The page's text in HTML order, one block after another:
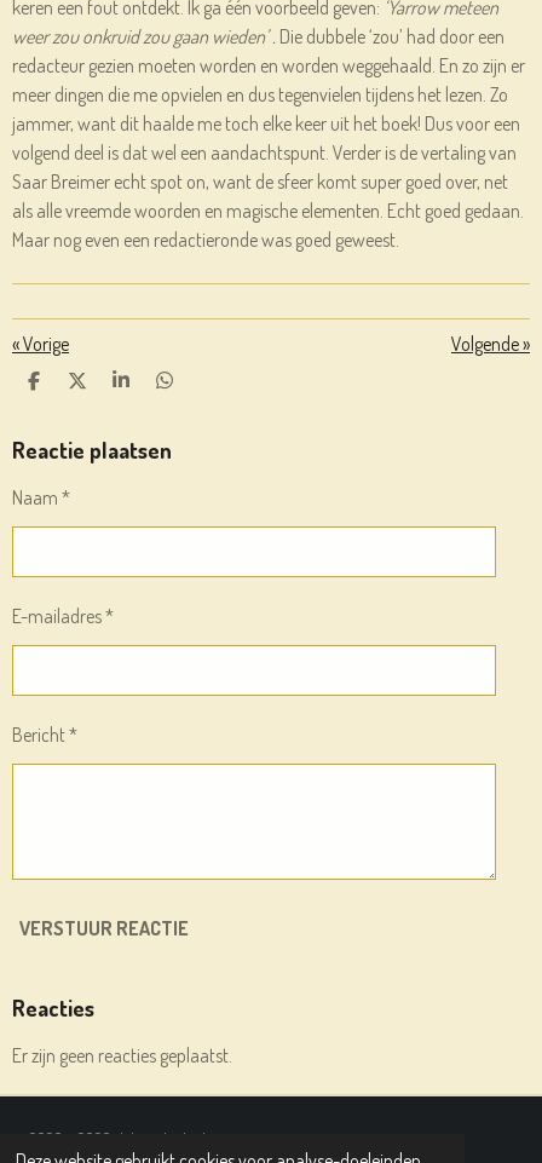
keren een fout ontdekt. Ik ga één voorbeeld geven: ‘Yarrow meteen
weer zou onkruid zou gaan wieden’ . Die dubbele ‘zou’ had door een
redacteur gezien moeten worden en worden weggehaald. En zo zijn er
meer dingen die me opvielen en dus tegenvielen tijdens het lezen. Zo
jammer, want dit haalde me toch elke keer uit het boek! Dus voor een
volgend deel is dat wel een aandachtspunt. Verder is de vertaling van
Saar Breimer echt spot on, want de sfeer komt super goed over, net
als alle vreemde woorden en magische elementen. Echt goed gedaan.
Maar nog even een redactieronde was goed geweest.
«Vorige Volgende»
D
E
N
D
L
S
R
E
D
E
N
Reactie plaatsen
Naam *
E-mailadres *
Bericht *
VERSTUUR REACTIE
Reacties
Er zijn geen reacties geplaatst.
© 2020 - 2026 deleesplank.nl